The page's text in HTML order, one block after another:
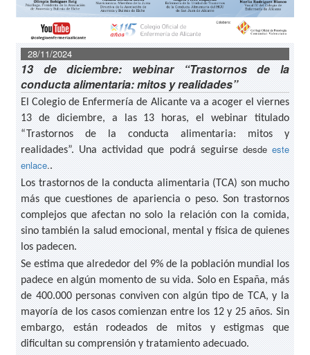
28/11/2024
13 de diciembre: webinar “Trastornos de la
conducta alimentaria: mitos y realidades”
El Colegio de Enfermería de Alicante va a acoger el viernes
13 de diciembre, a las 13 horas, el webinar titulado
“Trastornos de la conducta alimentaria: mitos y
realidades”. Una actividad que podrá seguirse desdeeste
enlace..
Los trastornos de la conducta alimentaria (TCA) son mucho
más que cuestiones de apariencia o peso. Son trastornos
complejos que afectan no solo la relación con la comida,
sino también la salud emocional, mental y física de quienes
los padecen.
Se estima que alrededor del 9% de la población mundial los
padece en algún momento de su vida. Solo en España, más
de 400.000 personas conviven con algún tipo de TCA, y la
mayoría de los casos comienzan entre los 12 y 25 años. Sin
embargo, están rodeados de mitos y estigmas que
dificultan su comprensión y tratamiento adecuado.